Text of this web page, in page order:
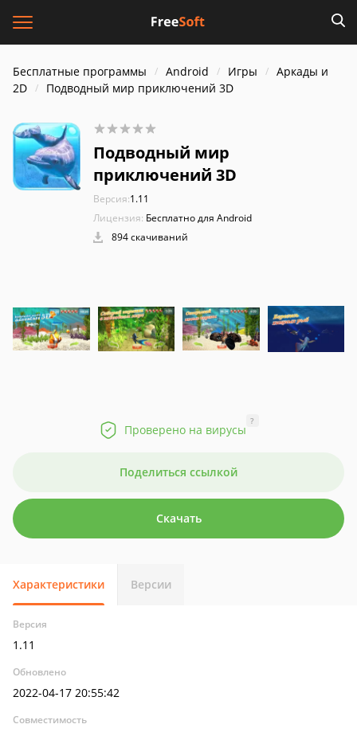
Бесплатные программы Android Игры
Аркады и
2D
Подводный мир приключений 3D
Подводный мир
приключений 3D
Версия:1.11
Лицензия: Бесплатно для Android
894 скачиваний
Проверено на вирусы
?
Поделиться ссылкой
Скачать
Характеристики Версии
Версия
1.11
Обновлено
2022-04-17 20:55:42
Совместимость